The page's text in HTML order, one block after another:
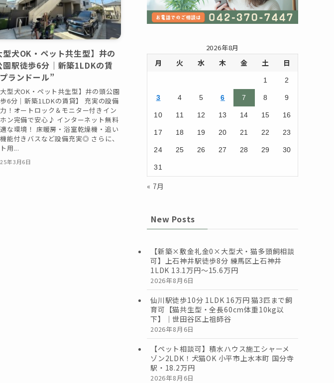
型犬OK・ペット共生型】井の
園駅徒歩6分｜新築1LDKの賃
ランドール”
大型犬OK・ペット共生型】井の頭公園
6分｜新築1LDKの賃貸】 充実の設備
！オートロック＆モニター付きイン
ン完備で安心♪ インターネット無料
な環境！ 床暖房・浴室乾燥機・追い
能付きバスなど設備充実◎ さらに、
用...
年3月6日
2026年8月
月 火 水 木 金 土 日
1 2
3 4 5 6 7 8 9
10 11 12 13 14 15 16
17 18 19 20 21 22 23
24 25 26 27 28 29 30
31
« 7月
New Posts
【新築×敷金礼金0×大型犬・猫多頭飼相談
可】上石神井駅徒歩8分 練馬区上石神井
1LDK 13.1万円〜15.6万円
2026年8月6日
仙川駅徒歩10分 1LDK 16万円 猫3匹まで飼
育可【猫共生型・全長60cm体重10kg以
下】｜世田谷区上祖師谷
2026年8月6日
【ペット相談可】積水ハウス施工シャーメ
ゾン2LDK！犬猫OK 小平市上水本町 国分寺
駅・18.2万円
2026年8月6日